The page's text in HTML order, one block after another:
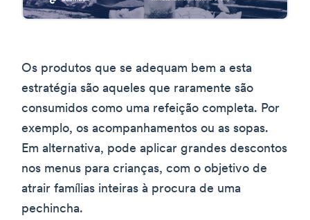
Os produtos que se adequam bem a esta
estratégia são aqueles que raramente são
consumidos como uma refeição completa. Por
exemplo, os acompanhamentos ou as sopas.
Em alternativa, pode aplicar grandes descontos
nos menus para crianças, com o objetivo de
atrair famílias inteiras à procura de uma
pechincha.